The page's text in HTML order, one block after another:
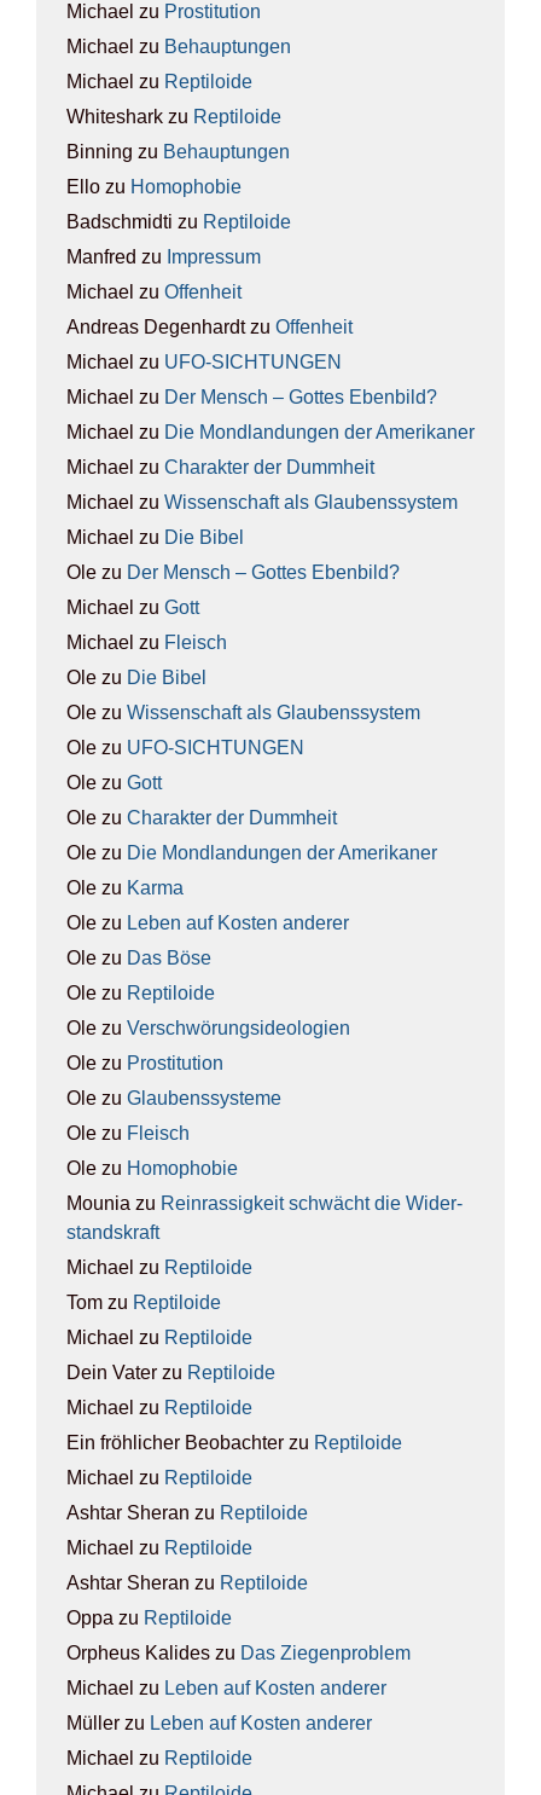
Michael zu Pro­sti­tu­ti­on
Michael zu Behaup­tun­gen
Michael zu Rep­ti­lo­ide
Whiteshark zu Rep­ti­lo­ide
Binning zu Behaup­tun­gen
Ello zu Homo­pho­bie
Badschmidti zu Rep­ti­lo­ide
Manfred zu Impres­sum
Michael zu Offen­heit
Andreas Degenhardtzu Offen­heit
Michael zu UFO-SICH­TUN­GEN
Michael zu Der Mensch – Got­tes Eben­bild?
Michael zu Die Mond­lan­dun­gen der Ame­ri­ka­ner
Michael zu Cha­rak­ter der Dumm­heit
Michael zu Wis­sen­schaft als Glau­bens­sys­tem
Michael zu Die Bibel
Ole zu Der Mensch – Got­tes Eben­bild?
Michael zu Gott
Michael zu Fleisch
Ole zu Die Bibel
Ole zu Wis­sen­schaft als Glau­bens­sys­tem
Ole zu UFO-SICH­TUN­GEN
Ole zu Gott
Ole zu Cha­rak­ter der Dumm­heit
Ole zu Die Mond­lan­dun­gen der Ame­ri­ka­ner
Ole zu Kar­ma
Ole zu Leben auf Kos­ten ande­rer
Ole zu Das Böse
Ole zu Rep­ti­lo­ide
Ole zu Ver­schwö­rungs­ideo­lo­gien
Ole zu Pro­sti­tu­ti­on
Ole zu Glau­bens­sys­te­me
Ole zu Fleisch
Ole zu Homo­pho­bie
Mounia zu Rein­ras­sig­keit schwächt die Wider­
stands­kraft
Michael zu Rep­ti­lo­ide
Tom zu Rep­ti­lo­ide
Michael zu Rep­ti­lo­ide
Dein Vater zu Rep­ti­lo­ide
Michael zu Rep­ti­lo­ide
Ein fröhlicher Beobachter zu Rep­ti­lo­ide
Michael zu Rep­ti­lo­ide
Ashtar Sheran zu Rep­ti­lo­ide
Michael zu Rep­ti­lo­ide
Ashtar Sheran zu Rep­ti­lo­ide
Oppa zu Rep­ti­lo­ide
Orpheus Kalides zu Das Zie­gen­pro­blem
Michael zu Leben auf Kos­ten ande­rer
Müller zu Leben auf Kos­ten ande­rer
Michael zu Rep­ti­lo­ide